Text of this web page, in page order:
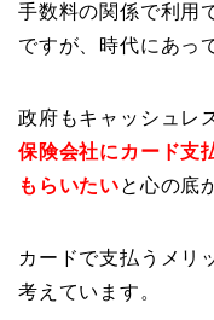
手数料の関係で利用
ですが、時代にあっ
政府もキャッシュレ
保険会社にカード支
もらいたいと心の底
カードで支払うメリ
考えています。